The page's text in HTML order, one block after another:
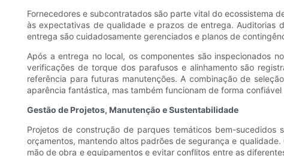
Fornecedores e subcontratados são parte vital do ecossistema
às expectativas de qualidade e prazos de entrega. Auditorias
entrega são cuidadosamente gerenciados e planos de
Após a entrega no local, os componentes são inspecionados
verificações de torque dos parafusos e alinhamento são
referência para futuras manutenções. A combinação de
aparência fantástica, mas também funcionam de forma confiável
Gestão de Projetos, Manutenção e Sustentabilidade
Projetos de construção de parques temáticos bem-
orçamentos, mantendo altos padrões de segurança e
mão de obra e equipamentos e evitar conflitos entre as